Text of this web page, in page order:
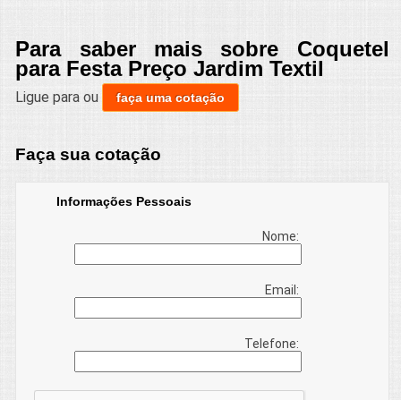
Para saber mais sobre Coquetel
para Festa Preço Jardim Textil
Ligue paraou faça uma cotação
Faça sua cotação
Informações Pessoais
Nome:
Email:
Telefone: